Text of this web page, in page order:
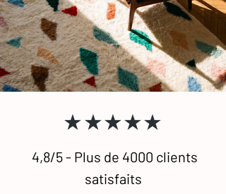
★★★★★
4,8/5 - Plus de 4000 clients
satisfaits